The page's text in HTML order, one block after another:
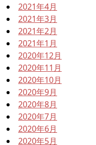
2021年4月
2021年3月
2021年2月
2021年1月
2020年12月
2020年11月
2020年10月
2020年9月
2020年8月
2020年7月
2020年6月
2020年5月